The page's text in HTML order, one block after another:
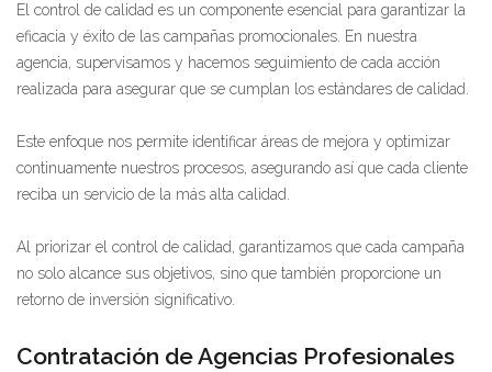
El control de calidad es un componente esencial para garantizar la
eficacia y éxito de las campañas promocionales. En nuestra
agencia, supervisamos y hacemos seguimiento de cada acción
realizada para asegurar que se cumplan los estándares de calidad.
Este enfoque nos permite identificar áreas de mejora y optimizar
continuamente nuestros procesos, asegurando así que cada cliente
reciba un servicio de la más alta calidad.
Al priorizar el control de calidad, garantizamos que cada campaña
no solo alcance sus objetivos, sino que también proporcione un
retorno de inversión significativo.
Contratación de Agencias Profesionales